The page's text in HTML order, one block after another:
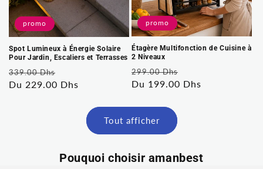
promo
Spot Lumineux à Énergie Solaire
Pour Jardin, Escaliers et Terrasses
Prix
habituel
339.00 Dhs
soldé
Du 229.00 Dhs
promo
Étagère Multifonction de Cuisine à
2 Niveaux
Prix
habituel
299.00 Dhs
soldé
Du 199.00 Dhs
Tout afficher
Pouquoi choisir amanbest